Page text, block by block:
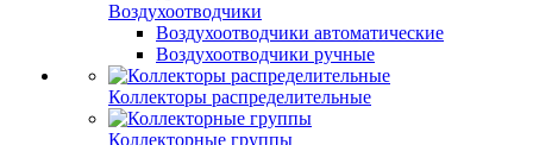
Воздухоотводчики
Воздухоотводчики автоматические
Воздухоотводчики ручные
Коллекторы распределительные
Коллекторные группы